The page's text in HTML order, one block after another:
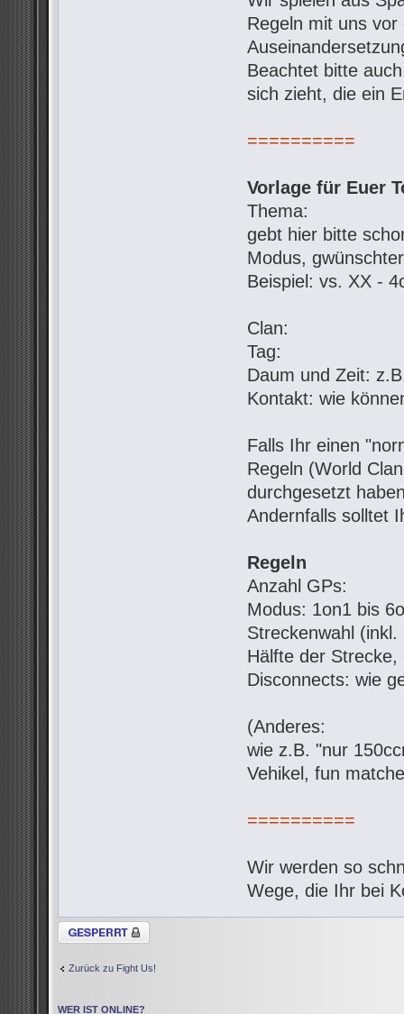
Regeln mit uns
Beachtet bitte
sich zieht, die ein
==========
Vorlage für Euer
Thema:
gebt hier bitte
Modus,
Beispiel: vs. XX -
Clan:
Tag:
Daum und Zeit:
Kontakt: wie
Falls Ihr einen
Regeln (World
durchgesetzt
Andernfalls solltet
Regeln
Anzahl GPs:
Modus: 1on1 bis
Streckenwahl
Hälfte der
Disconnects: wie
(Anderes:
wie z.B. "nur
Vehikel, fun
==========
Wir werden so
Wege, die Ihr bei
Thema gesperrt
Zurück zu Fight Us!
WER IST ONLINE?